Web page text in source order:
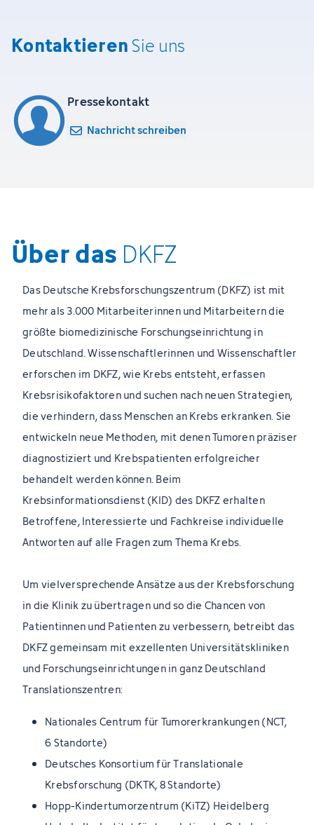
KontaktierenSie uns
Pressekontakt
Nachricht schreiben
Über das DKFZ
Das Deutsche Krebsforschungszentrum (DKFZ) ist mit
mehr als 3.000 Mitarbeiterinnen und Mitarbeitern die
größte biomedizinische Forschungseinrichtung in
Deutschland. Wissenschaftlerinnen und Wissenschaftler
erforschen im DKFZ, wie Krebs entsteht, erfassen
Krebsrisikofaktoren und suchen nach neuen Strategien,
die verhindern, dass Menschen an Krebs erkranken. Sie
entwickeln neue Methoden, mit denen Tumoren präziser
diagnostiziert und Krebspatienten erfolgreicher
behandelt werden können. Beim
Krebsinformationsdienst (KID) des DKFZ erhalten
Betroffene, Interessierte und Fachkreise individuelle
Antworten auf alle Fragen zum Thema Krebs.
Um vielversprechende Ansätze aus der Krebsforschung
in die Klinik zu übertragen und so die Chancen von
Patientinnen und Patienten zu verbessern, betreibt das
DKFZ gemeinsam mit exzellenten Universitätskliniken
und Forschungseinrichtungen in ganz Deutschland
Translationszentren:
Nationales Centrum für Tumorerkrankungen (NCT,
6 Standorte)
Deutsches Konsortium für Translationale
Krebsforschung (DKTK, 8 Standorte)
Hopp-Kindertumorzentrum (KiTZ) Heidelberg